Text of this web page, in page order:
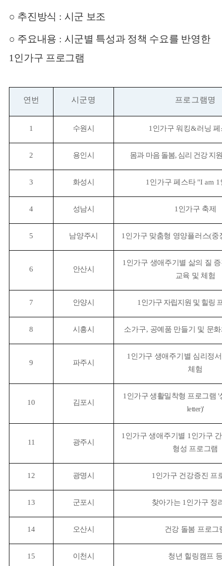
○ 추진방식 : 시군 보조
○ 주요내용 : 시군별 특성과 정책 수요를 반영한
1 인가구 프로그램
연번 시군명 프로그램명
1 수원시 1 인가구 워킹&러닝
2 용인시 몸과 마음 돌봄, 심리 건강 지
3 화성시 1 인가구 페스타 "I am 1
4 성남시 1 인가구 축제
5 남양주시 1 인가구 맞춤형 영양플러스(중
6 안산시
1 인가구 생애주기별 삶의 질
교육 및 체험
7 안양시 1 인가구 자립지원 및 힐링
8 시흥시 소가구, 공예품 만들기 및 문
9 파주시
1 인가구 생애주기별 심리정
체험
10 김포시
1 인가구 생활밀착형 프로그램 '
letter)'
11 광주시
1 인가구 생애주기별 1 인가구
형성 프로그램
12 광명시 1 인가구 건강증진 프
13 군포시 찾아가는 1 인가구 정
14 오산시 건강 돌봄 프로그
15 이천시 청년 힐링캠프